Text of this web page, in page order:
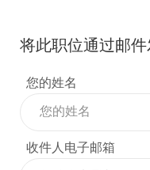
将此职位通过邮
您的姓名
收件人电子邮箱